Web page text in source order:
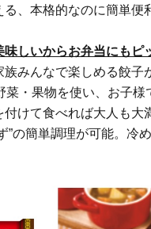
、本格的なのに簡単便
しいからお弁当にもピ
みんなで楽しめる餃子
・果物を使い、お子
けて食べれば大人も大
の簡単調理が可能。冷